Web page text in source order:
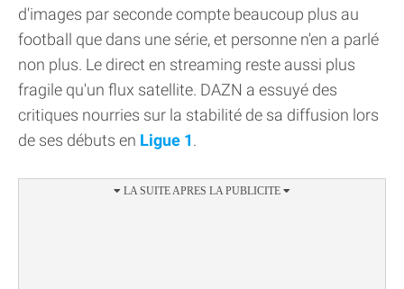
d'images par seconde compte beaucoup plus au
football que dans une série, et personne n'en a parlé
non plus. Le direct en streaming reste aussi plus
fragile qu'un flux satellite. DAZN a essuyé des
critiques nourries sur la stabilité de sa diffusion lors
de ses débuts en Ligue 1.